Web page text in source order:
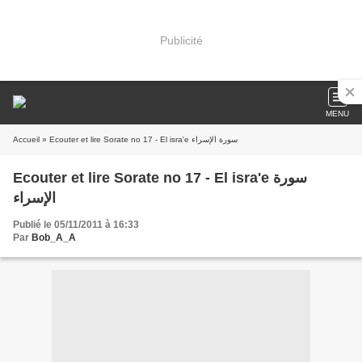
Publicité
MENU
Accueil » Ecouter et lire Sorate no 17 - El isra'e سورة الإسراء
Ecouter et lire Sorate no 17 - El isra'e سورة
الإسراء
Publié le 05/11/2011 à 16:33
Par Bob_A_A